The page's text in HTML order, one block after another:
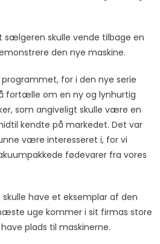
sælgeren skulle vende tilbage en
den nye maskine.
for i den nye serie
fortælle om en ny og lynhurtig
som angiveligt skulle være en
kendte på markedet. Det var
være interesseret i, for vi
fødevarer fra vores
have et eksemplar af den
uge kommer i sit firmas store
plads til maskinerne.